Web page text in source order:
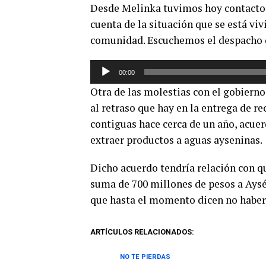
Desde Melinka tuvimos hoy
cuenta de la situación que se está
comunidad. Escuchemos el
Reproductor
audio
00:00
Otra de las molestias con el
al retraso que hay en la entrega de
contiguas hace cerca de un año,
extraer productos a aguas ayseninas.
Dicho acuerdo tendría relación con
suma de 700 millones de pesos a
que hasta el momento dicen no
ARTÍCULOS RELACIONADOS:
NO TE PIERDAS